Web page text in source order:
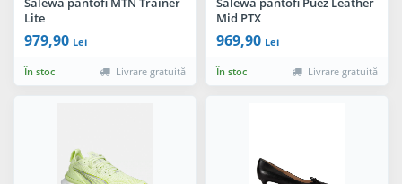
Lite
979,90 Lei
În stoc Livrare gratuită
Mid PTX
969,90 Lei
În stoc Livrare gratuită